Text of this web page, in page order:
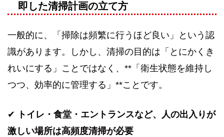
即した清掃計画の立て方
一般的に、「掃除は頻繁に行うほど良い」という認
識があります。しかし、清掃の目的は「とにかくき
れいにする」ことではなく、**「衛生状態を維持し
つつ、効率的に管理する」**ことです。
✔
トイレ・食堂・エントランスなど、人の出入りが
激しい場所は高頻度清掃が必要